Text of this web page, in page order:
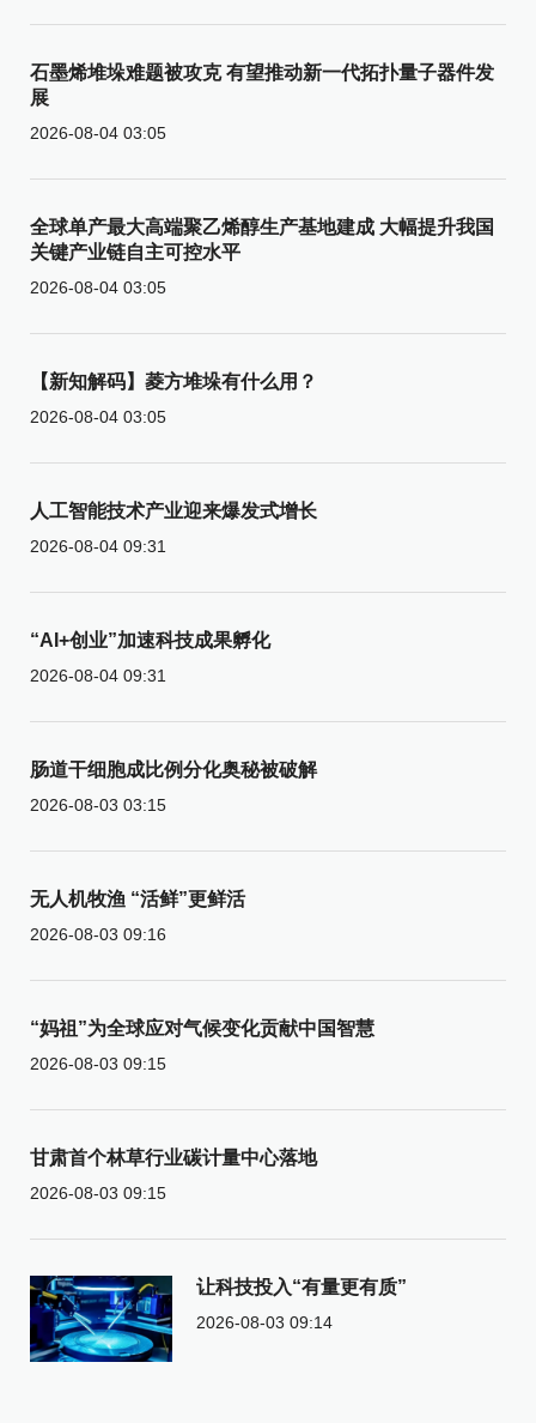
石墨烯堆垛难题被攻克 有望推动新一代拓扑量子器件发
展
2026-08-04 03:05
全球单产最大高端聚乙烯醇生产基地建成 大幅提升我国
关键产业链自主可控水平
2026-08-04 03:05
【新知解码】菱方堆垛有什么用？
2026-08-04 03:05
人工智能技术产业迎来爆发式增长
2026-08-04 09:31
“AI+创业”加速科技成果孵化
2026-08-04 09:31
肠道干细胞成比例分化奥秘被破解
2026-08-03 03:15
无人机牧渔 “活鲜”更鲜活
2026-08-03 09:16
“妈祖”为全球应对气候变化贡献中国智慧
2026-08-03 09:15
甘肃首个林草行业碳计量中心落地
2026-08-03 09:15
让科技投入“有量更有质”
2026-08-03 09:14